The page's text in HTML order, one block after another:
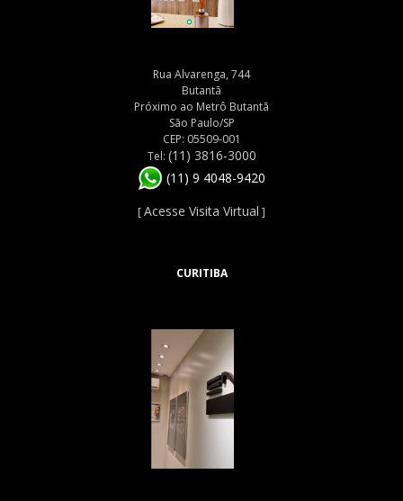
Rua Alvarenga, 744
Butantã
Próximo ao Metrô Butantã
São Paulo/SP
CEP: 05509-001
Tel: (11) 3816-3000
(11) 9 4048-9420
[Acesse Visita Virtual ]
CURITIBA